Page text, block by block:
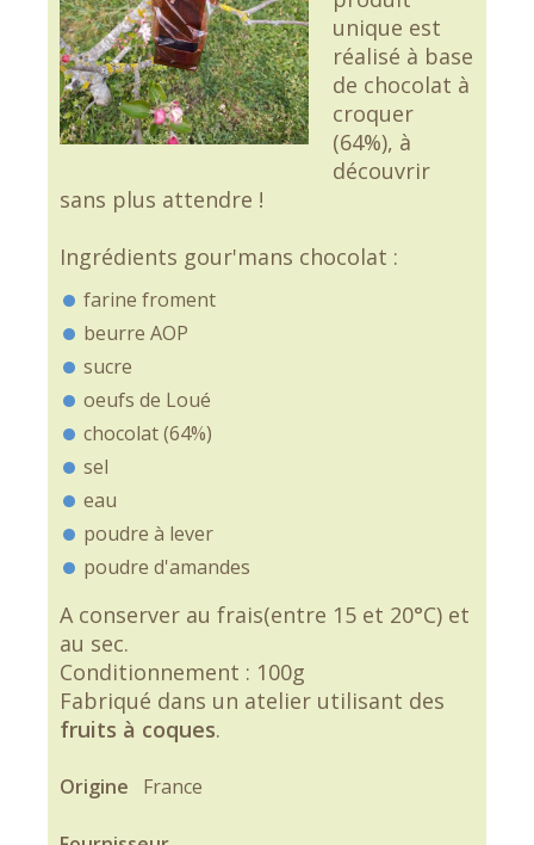
unique est
réalisé à base
de chocolat à
croquer
(64%), à
découvrir
sans plus attendre !
Ingrédients gour'mans chocolat :
farine froment
beurre AOP
sucre
oeufs de Loué
chocolat (64%)
sel
eau
poudre à lever
poudre d'amandes
A conserver au frais(entre 15 et 20°C) et
au sec.
Conditionnement : 100g
Fabriqué dans un atelier utilisant des
fruits à coques.
Origine France